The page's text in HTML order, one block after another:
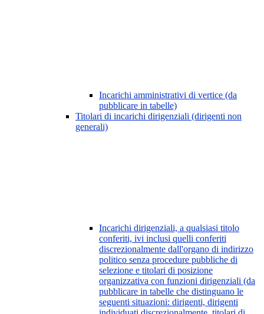
Incarichi amministrativi di vertice (da
pubblicare in tabelle)
Titolari di incarichi dirigenziali (dirigenti non
generali)
Incarichi dirigenziali, a qualsiasi titolo
conferiti, ivi inclusi quelli conferiti
discrezionalmente dall'organo di indirizzo
politico senza procedure pubbliche di
selezione e titolari di posizione
organizzativa con funzioni dirigenziali (da
pubblicare in tabelle che distinguano le
seguenti situazioni: dirigenti, dirigenti